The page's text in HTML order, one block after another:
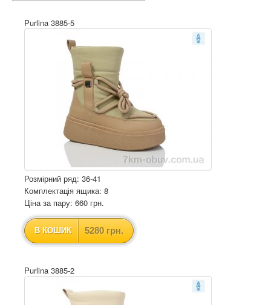
Purlina 3885-5
Розмірний ряд: 36-41
Комплектація ящика: 8
Ціна за пару: 660 грн.
В КОШИК 5280 грн.
Purlina 3885-2